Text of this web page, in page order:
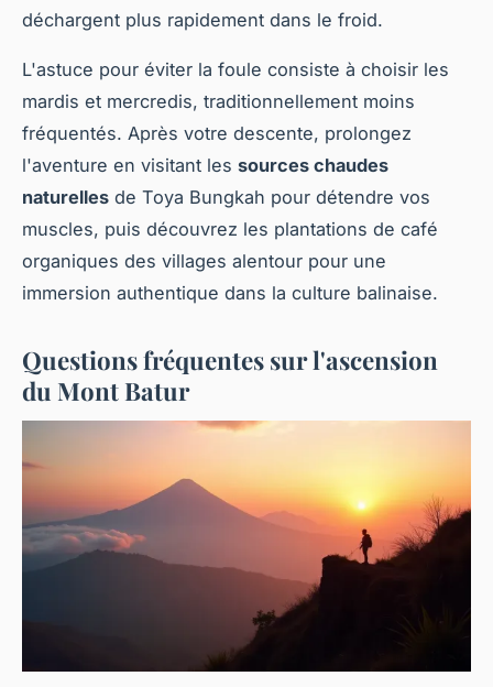
déchargent plus rapidement dans le froid.
L'astuce pour éviter la foule consiste à choisir les
mardis et mercredis, traditionnellement moins
fréquentés. Après votre descente, prolongez
l'aventure en visitant les sources chaudes
naturelles de Toya Bungkah pour détendre vos
muscles, puis découvrez les plantations de café
organiques des villages alentour pour une
immersion authentique dans la culture balinaise.
Questions fréquentes sur l'ascension
du Mont Batur